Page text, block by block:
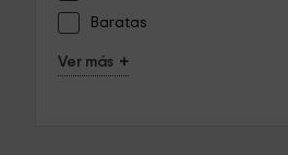
Baratas
Ver más +